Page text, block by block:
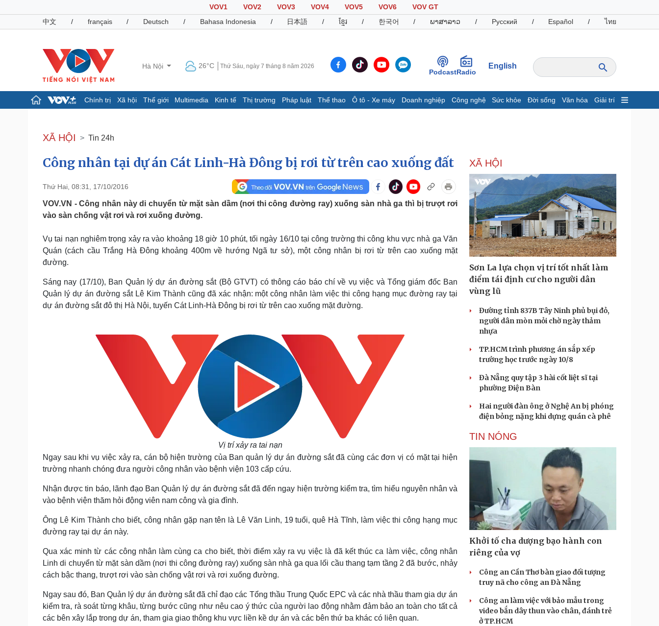
VOV1 VOV2 VOV3 VOV4 VOV5 VOV6
VOV GT
中文
/ français / Deutsch / Bahasa Indonesia / 日本語 / ខ្មែរ / 한국어 / ພາສາລາວ / Русский / Español / ไทย
Hà Nội 26°C Thứ Sáu, ngày 7 tháng 8 năm 2026
PodcastRadio
English
Chính trị Xã hội Thế giới Multimedia Kinh tế Thị trường Pháp luật Thể thao Ô tô - Xe máy Doanh nghiệp Công nghệ Sức khỏe Đời sống Văn hóa Giải trí
Đảng
Tổ chức nhân sự
Nhận diện sự thật
Dấu ấn VOV
Infographic
Giá cà phê
Pháp luật
Vụ án
Tư vấn luật
Quân sự - Quốc phòng
Vũ khí
Phân tích
Thể thao
Thế giới thể thao
Hậu trường
Ô tô - Xe máy
Tư vấn
Doanh nghiệp
Thông tin doanh nghiệp
Doanh nghiệp 24h
Doanh nhân
Vì cộng đồng
Công nghệ
Sành điệu
Tin Công nghệ
Trải nghiệm
Chuyển đổi số
Dinh dưỡng - món ngon
Cây thuốc
Sản phụ khoa
Làm đẹp - giảm cân
Phòng mạch online
Nhà đẹp
Blog
Tình yêu - Gia đình
Sân khấu - Điện ảnh
Văn học
Âm nhạc
Nghệ sĩ
Thời trang
Sao Việt
Tư vấn
Săn Tour
Podcast
Câu chuyện thời sự
Cửa sổ tình yêu
Kể chuyện cho bé
Hạt giống tâm hồn
XÃ HỘI Tin 24h
Công nhân tại dự án Cát Linh-Hà Đông bị rơi từ trên cao xuống đất
Thứ Hai, 08:31, 17/10/2016
VOV.VN - Công nhân này di chuyển từ mặt sàn dầm (nơi thi công đường ray) xuống sàn nhà ga thì bị trượt rơi
vào sàn chống vật rơi và rơi xuống đường.
Vụ tai nạn nghiêm trọng xảy ra vào khoảng 18 giờ 10 phút, tối ngày 16/10 tại công trường thi công khu vực nhà ga Văn
Quán (cách cầu Trắng Hà Đông khoảng 400m về hướng Ngã tư sở), một công nhân bị rơi từ trên cao xuống mặt
đường.
Sáng nay (17/10), Ban Quản lý dự án đường sắt (Bộ GTVT) có thông cáo báo chí về vụ việc và Tổng giám đốc Ban
Quản lý dự án đường sắt Lê Kim Thành cũng đã xác nhận: một công nhân làm việc thi công hạng mục đường ray tại
dự án đường sắt đô thị Hà Nội, tuyến Cát Linh-Hà Đông bị rơi từ trên cao xuống mặt đường.
Vị trí xảy ra tai nạn
Ngay sau khi vụ việc xảy ra, cán bộ hiện trường của Ban quản lý dự án đường sắt đã cùng các đơn vị có mặt tại hiện
trường nhanh chóng đưa người công nhân vào bệnh viện 103 cấp cứu.
Nhận được tin báo, lãnh đạo Ban Quản lý dự án đường sắt đã đến ngay hiện trường kiểm tra, tìm hiểu nguyên nhân và
vào bệnh viện thăm hỏi động viên nam công và gia đình.
Ông Lê Kim Thành cho biết, công nhân gặp nạn tên là Lê Văn Linh, 19 tuổi, quê Hà Tĩnh, làm việc thi công hạng mục
đường ray tại dự án này.
Qua xác minh từ các công nhân làm cùng ca cho biết, thời điểm xảy ra vụ việc là đã kết thúc ca làm việc, công nhân
Linh di chuyển từ mặt sàn dầm (nơi thi công đường ray) xuống sàn nhà ga qua lối cầu thang tạm tầng 2 đã bước, nhảy
cách bậc thang, trượt rơi vào sàn chống vật rơi và rơi xuống đường.
Ngay sau đó, Ban Quản lý dự án đường sắt đã chỉ đạo các Tổng thầu Trung Quốc EPC và các nhà thầu tham gia dự án
kiểm tra, rà soát từng khâu, từng bước cũng như nêu cao ý thức của người lao động nhằm đảm bảo an toàn cho tất cả
các bên xây lắp trong dự án, tham gia giao thông khu vực liền kề dự án và các bên thứ ba khác có liên quan.
XÃ HỘI
Sơn La lựa chọn vị trí tốt nhất làm
điểm tái định cư cho người dân
vùng lũ
Đường tỉnh 837B Tây Ninh phủ bụi đỏ,
người dân mòn mỏi chờ ngày thảm
nhựa
TP.HCM trình phương án sắp xếp
trường học trước ngày 10/8
Đà Nẵng quy tập 3 hài cốt liệt sĩ tại
phường Điện Bàn
Hai người đàn ông ở Nghệ An bị phóng
điện bỏng nặng khi dựng quán cà phê
TIN NÓNG
Khởi tố cha dượng bạo hành con
riêng của vợ
Công an Cần Thơ bàn giao đối tượng
truy nã cho công an Đà Nẵng
Công an làm việc với bảo mẫu trong
video bắn dây thun vào chân, đánh trẻ
ở TP.HCM